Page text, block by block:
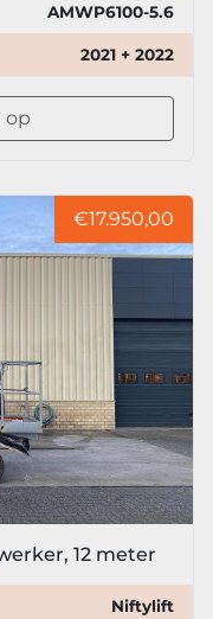
AMWP6100-5.6
2021 + 2022
op
€17.950,00
12 meter
Niftylift